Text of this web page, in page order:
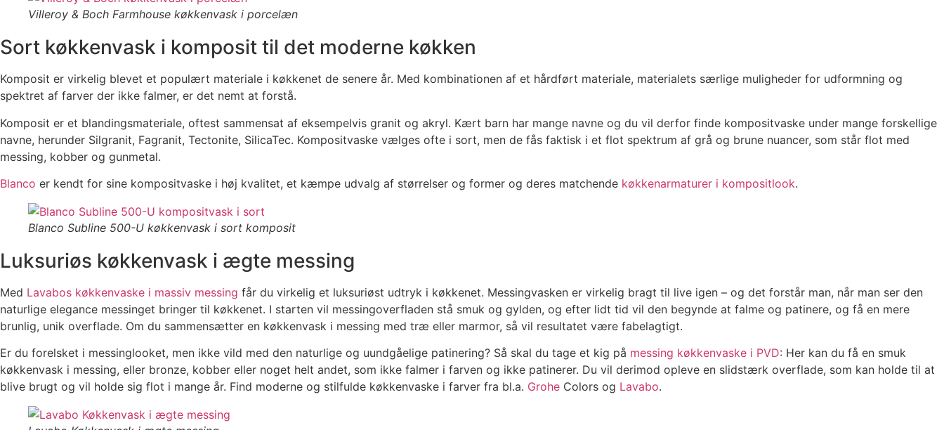
Villeroy & Boch Farmhouse køkkenvask i porcelæn
Sort køkkenvask i komposit til det moderne køkken
Komposit er virkelig blevet et populært materiale i køkkenet de senere år. Med kombinationen af et hårdført materiale, materialets særlige muligheder for udformning og
spektret af farver der ikke falmer, er det nemt at forstå.
Komposit er et blandingsmateriale, oftest sammensat af eksempelvis granit og akryl. Kært barn har mange navne og du vil derfor finde kompositvaske under mange forskellige
navne, herunder Silgranit, Fagranit, Tectonite, SilicaTec. Kompositvaske vælges ofte i sort, men de fås faktisk i et flot spektrum af grå og brune nuancer, som står flot med
messing, kobber og gunmetal.
Blanco er kendt for sine kompositvaske i høj kvalitet, et kæmpe udvalg af størrelser og former og deres matchende køkkenarmaturer i kompositlook.
Blanco Subline 500-U køkkenvask i sort komposit
Luksuriøs køkkenvask i ægte messing
Med Lavabos køkkenvaske i massiv messing får du virkelig et luksuriøst udtryk i køkkenet. Messingvasken er virkelig bragt til live igen – og det forstår man, når man ser den
naturlige elegance messinget bringer til køkkenet. I starten vil messingoverfladen stå smuk og gylden, og efter lidt tid vil den begynde at falme og patinere, og få en mere
brunlig, unik overflade. Om du sammensætter en køkkenvask i messing med træ eller marmor, så vil resultatet være fabelagtigt.
Er du forelsket i messinglooket, men ikke vild med den naturlige og uundgåelige patinering? Så skal du tage et kig på messing køkkenvaske i PVD: Her kan du få en smuk
køkkenvask i messing, eller bronze, kobber eller noget helt andet, som ikke falmer i farven og ikke patinerer. Du vil derimod opleve en slidstærk overflade, som kan holde til at
blive brugt og vil holde sig flot i mange år. Find moderne og stilfulde køkkenvaske i farver fra bl.a. Grohe Colors og Lavabo.